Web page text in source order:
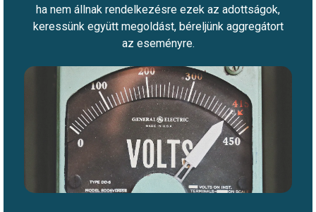
ha nem állnak rendelkezésre ezek az adottságok,
keressünk együtt megoldást, béreljünk aggregátort
az eseményre.